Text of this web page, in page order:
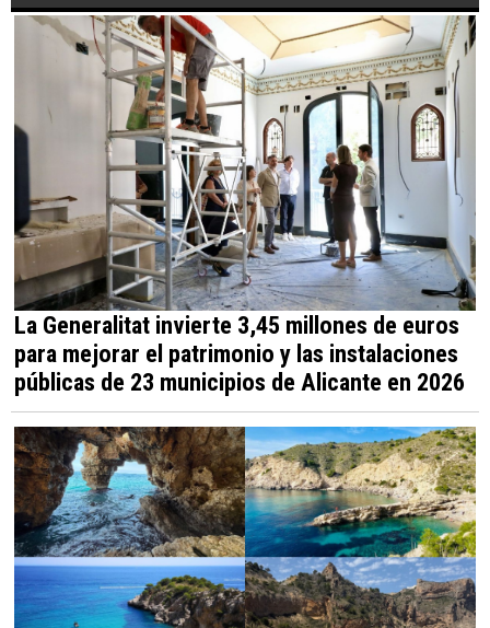
La Generalitat invierte 3,45 millones de euros
para mejorar el patrimonio y las instalaciones
públicas de 23 municipios de Alicante en 2026